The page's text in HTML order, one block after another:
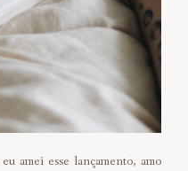
amei esse lançamento, amo